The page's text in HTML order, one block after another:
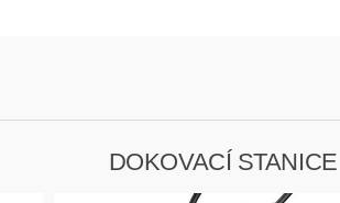
DOKOVACÍ STANICE